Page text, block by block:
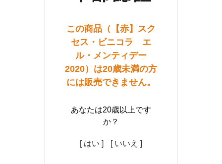
この商品（【赤】スク
セス・ビニコラ エ
ル・メンティデー
2020）は20歳未満の方
には販売できません。
あなたは20歳以上です
か？
[ はい ] [ いいえ ]